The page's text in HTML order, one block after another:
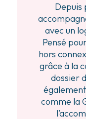
Depuis
avec un
Pensé
hors
grâce à la
dossier
comme la